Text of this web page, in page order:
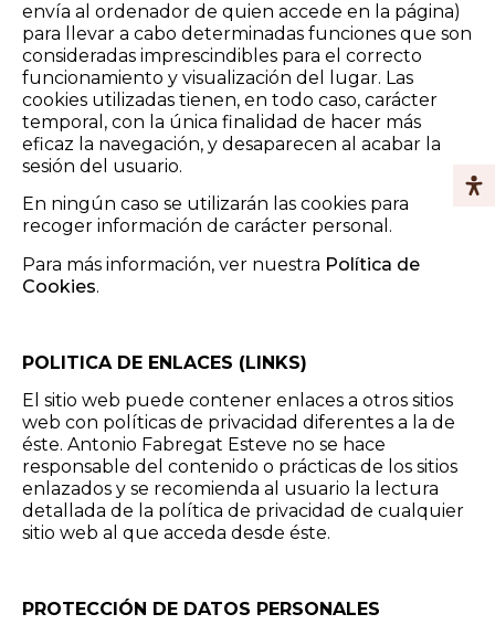
envía al ordenador de quien accede en la página)
para llevar a cabo determinadas funciones que son
consideradas imprescindibles para el correcto
funcionamiento y visualización del lugar. Las
cookies utilizadas tienen, en todo caso, carácter
temporal, con la única finalidad de hacer más
eficaz la navegación, y desaparecen al acabar la
sesión del usuario.
En ningún caso se utilizarán las cookies para
recoger información de carácter personal.
Para más información, ver nuestra Política de
Cookies.
POLITICA DE ENLACES (LINKS)
El sitio web puede contener enlaces a otros sitios
web con políticas de privacidad diferentes a la de
éste. Antonio Fabregat Esteve no se hace
responsable del contenido o prácticas de los sitios
enlazados y se recomienda al usuario la lectura
detallada de la política de privacidad de cualquier
sitio web al que acceda desde éste.
PROTECCIÓN DE DATOS PERSONALES